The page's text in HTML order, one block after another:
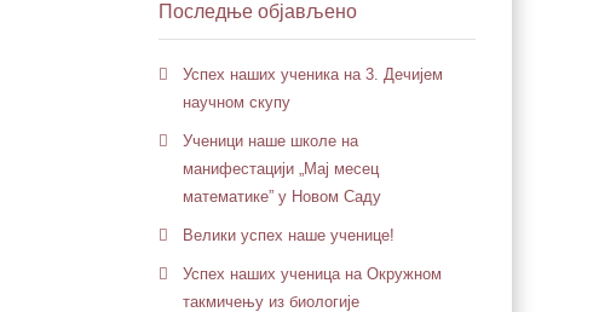
Последње објављено
Успех наших ученика на 3. Дечијем
научном скупу
Ученици наше школе на
манифестацији „Мај месец
математике” у Новом Саду
Велики успех наше ученице!
Успех наших ученица на Окружном
такмичењу из биологије